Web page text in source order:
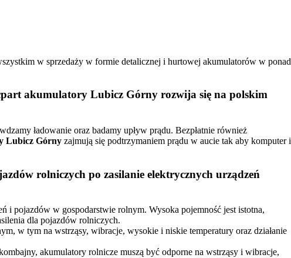
w sprzedaży w formie detalicznej i hurtowej akumulatorów w ponad
akumulatory Lubicz Górny rozwija się na polskim
ładowanie oraz badamy upływ prądu. Bezpłatnie również
Lubicz Górny zajmują się podtrzymaniem prądu w aucie tak aby komputer i
rolniczych po zasilanie elektrycznych urządzeń
i pojazdów w gospodarstwie rolnym. Wysoka pojemność jest istotna,
dla pojazdów rolniczych.
w tym na wstrząsy, wibracje, wysokie i niskie temperatury oraz działanie
akumulatory rolnicze muszą być odporne na wstrząsy i wibracje,